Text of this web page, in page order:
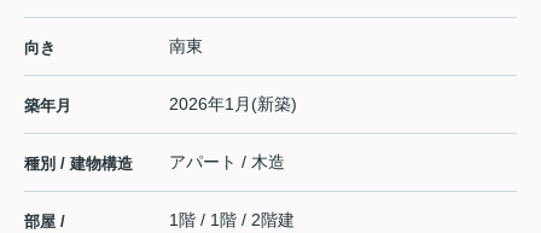
向き 南東
築年月 2026年1月(新築)
種別 / 建物構造 アパート / 木造
部屋 /
1階 / 1階 / 2階建